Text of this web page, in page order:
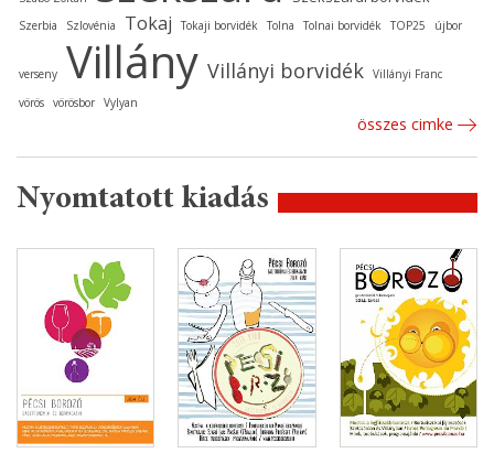
Szerbia Szlovénia Tokaj Tokaji borvidék Tolna Tolnai borvidék TOP25 újbor
verseny Villány Villányi borvidék Villányi Franc
vörös vörösbor Vylyan
összes cimke
Nyomtatott kiadás